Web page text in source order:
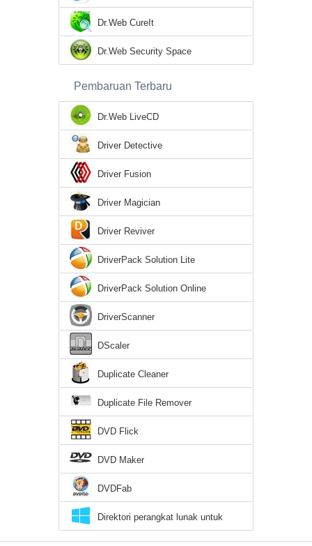
Dr.Web CureIt
Dr.Web Security Space
Pembaruan Terbaru
Dr.Web LiveCD
Driver Detective
Driver Fusion
Driver Magician
Driver Reviver
DriverPack Solution Lite
DriverPack Solution Online
DriverScanner
DScaler
Duplicate Cleaner
Duplicate File Remover
DVD Flick
DVD Maker
DVDFab
Direktori perangkat lunak untuk
Windows 10